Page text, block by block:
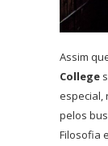
Assim
College
especial,
pelos
Filosofia